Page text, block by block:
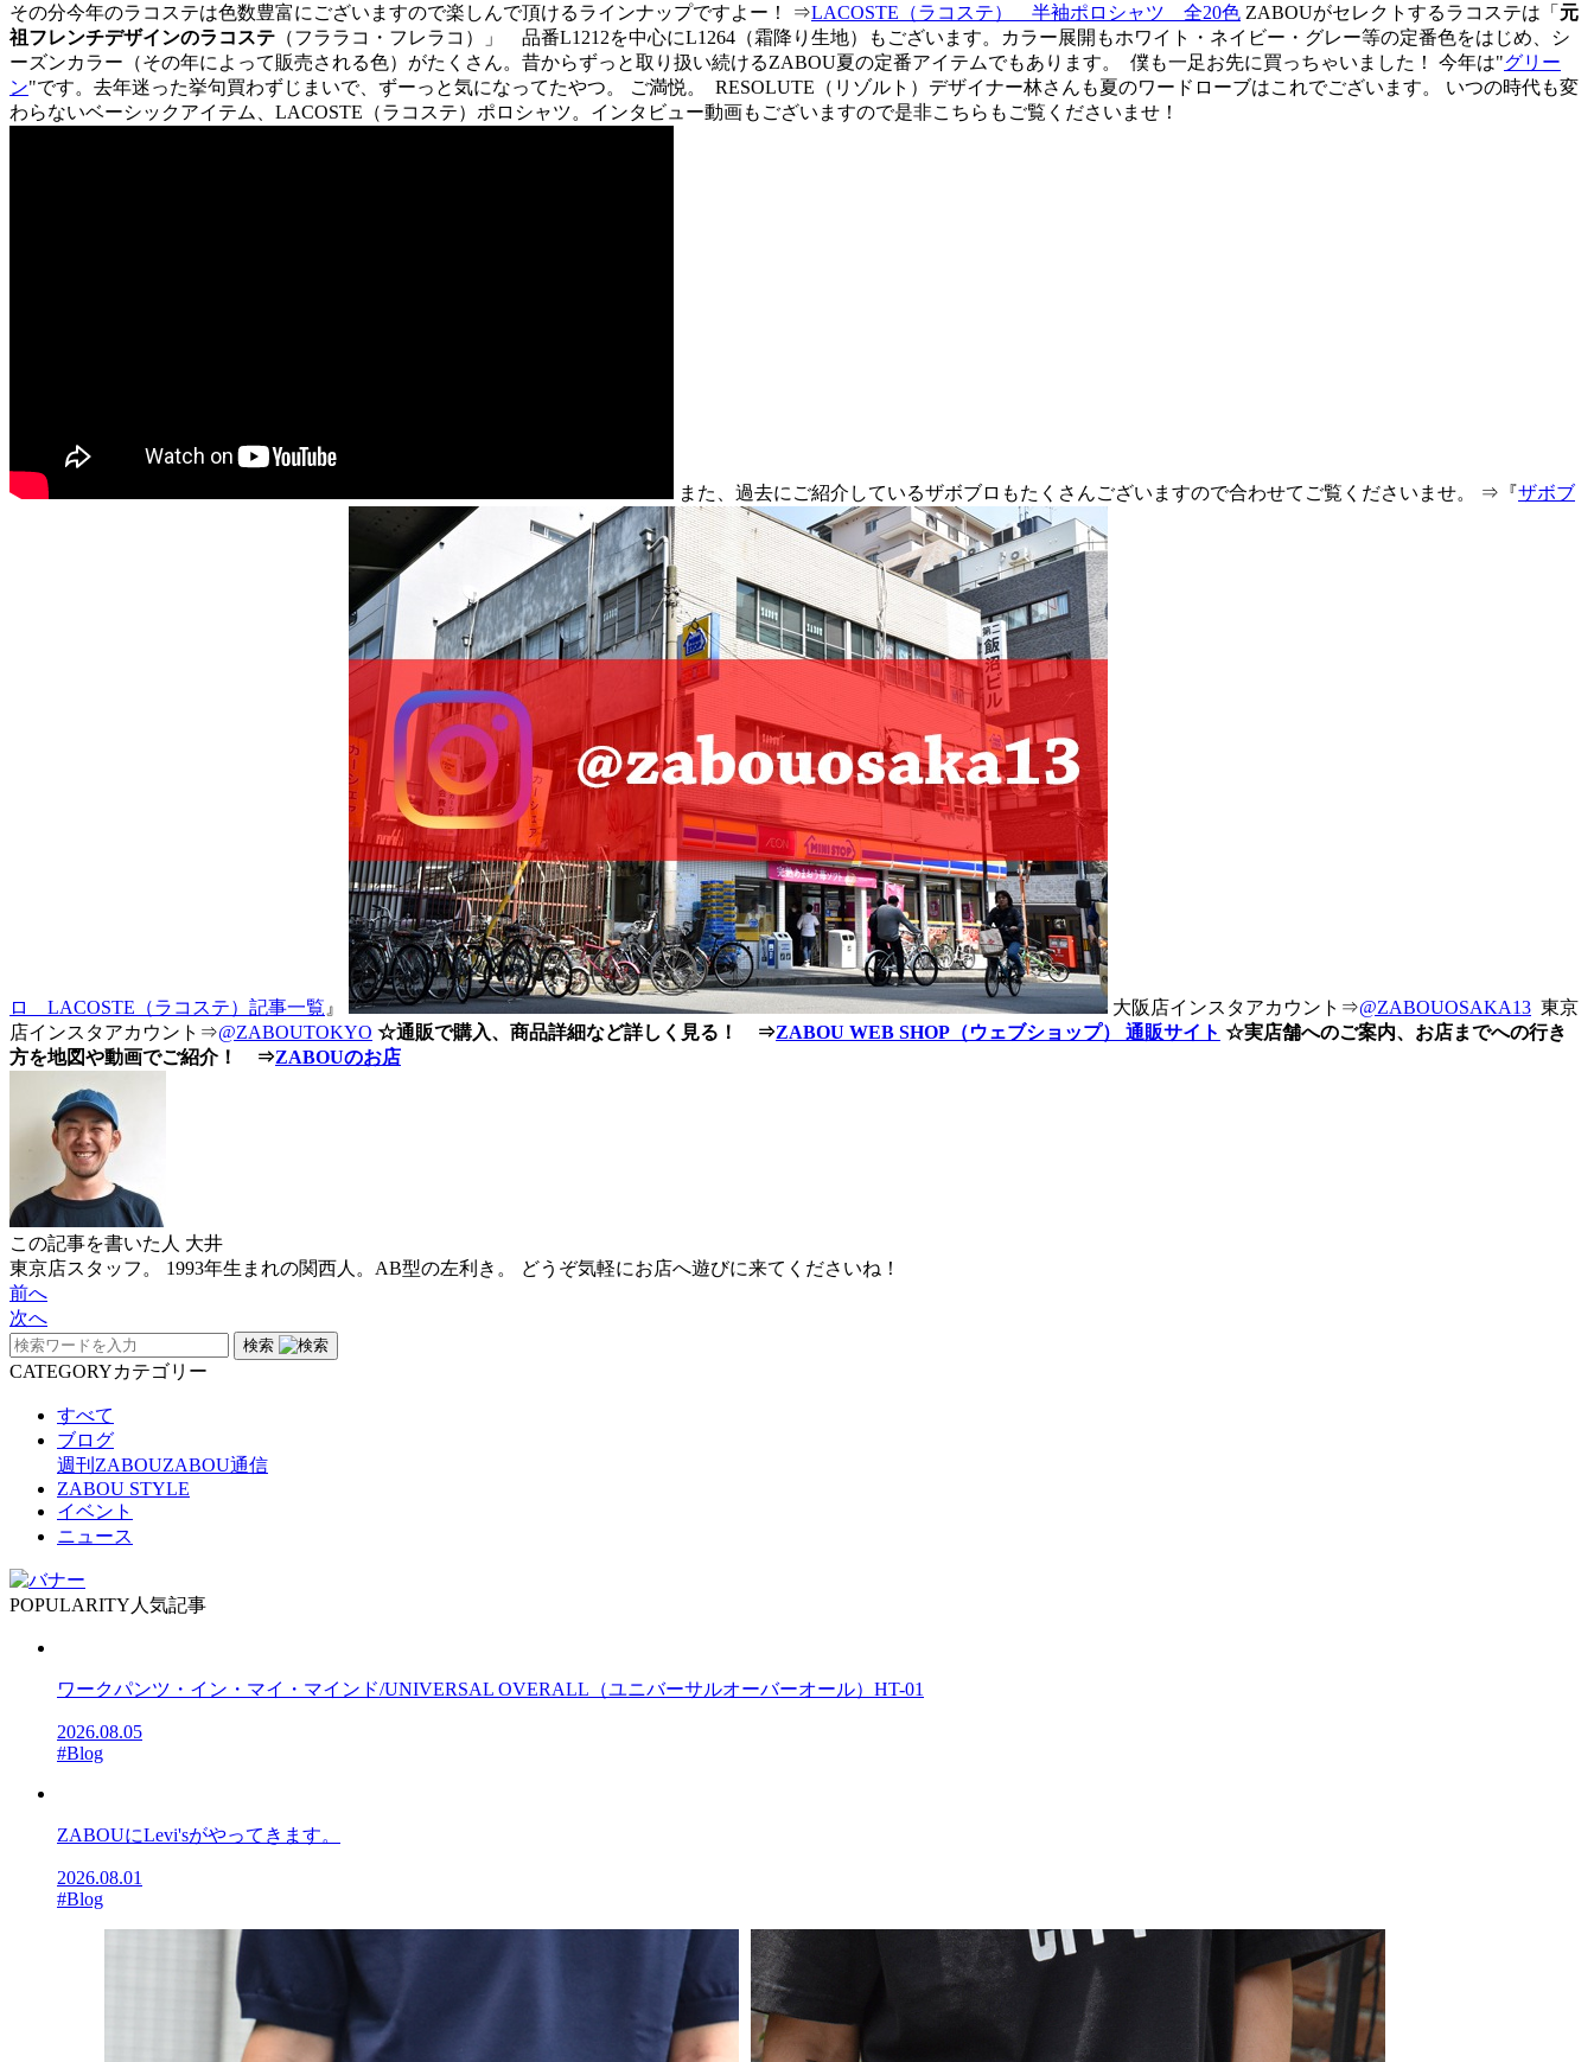
その分今年のラコステは色数豊富にございますので楽しんで頂けるラインナップですよー！
⇒LACOSTE（ラコステ） 半袖ポロシャツ 全20色 ZABOUがセレクトするラコステは「 元
祖フレンチデザインのラコステ （フララコ・フレラコ）」 品番L1212を中心にL1264（霜降り生地）もございます。カラー展開もホワイト・ネイビー・グレー等の定番色をはじめ、シ
ーズンカラー（その年によって販売される色）がたくさん。昔からずっと取り扱い続けるZABOU夏の定番アイテムでもあります。
僕も一足お先に買っちゃいました！ 今年は"グリー
ン"です。去年迷った挙句買わずじまいで、ずーっと気になってたやつ。 ご満悦。
RESOLUTE（リゾルト）デザイナー林さんも夏のワードローブはこれでございます。 いつの時代も変
わらないベーシックアイテム、LACOSTE（ラコステ）ポロシャツ。インタビュー動画もございますので是非こちらもご覧くださいませ！
また、過去にご紹介しているザボブロもたくさんございますので合わせてご覧くださいませ。 ⇒『ザボブ
ロ LACOSTE（ラコステ）記事一覧 』 大阪店インスタアカウント⇒@ZABOUOSAKA13 東京
店インスタアカウント⇒@ZABOUTOKYO ☆通販で購入、商品詳細など詳しく見る！ ⇒ZABOU WEB SHOP（ウェブショップ） 通販サイト ☆実店舗へのご案内、お店までへの行き
方を地図や動画でご紹介！ ⇒ZABOUのお店
この記事を書いた人 大井
東京店スタッフ。 1993年生まれの関西人。AB型の左利き。 どうぞ気軽にお店へ遊びに来てくださいね！
前へ
次へ
検索
CATEGORYカテゴリー
すべて
ブログ
週刊ZABOUZABOU通信
ZABOU STYLE
イベント
ニュース
POPULARITY 人気記事
ワークパンツ・イン・マイ・マインド/UNIVERSAL OVERALL（ユニバーサルオーバーオール）HT-01
2026.08.05
#Blog
ZABOUにLevi'sがやってきます。
2026.08.01
#Blog